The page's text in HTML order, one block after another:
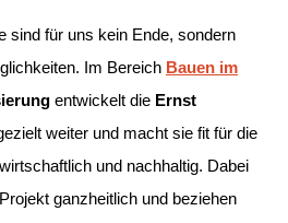
sind für uns kein Ende, sondern
Im Bereich Bauen im
entwickelt die Ernst
weiter und macht sie fit für die
und nachhaltig. Dabei
ganzheitlich und beziehen